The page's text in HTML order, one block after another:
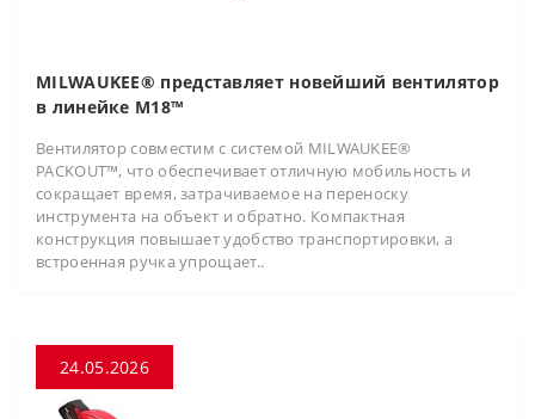
MILWAUKEE® представляет новейший вентилятор
в линейке M18™
Вентилятор совместим с системой MILWAUKEE®
PACKOUT™, что обеспечивает отличную мобильность и
сокращает время, затрачиваемое на переноску
инструмента на объект и обратно. Компактная
конструкция повышает удобство транспортировки, а
встроенная ручка упрощает..
24.05.2026